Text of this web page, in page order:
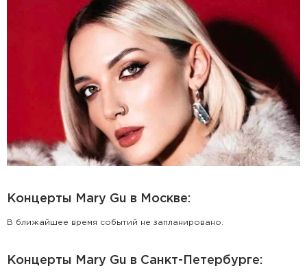
Концерты Mary Gu в Москве:
В ближайшее время событий не запланировано.
Концерты Mary Gu в Санкт-Петербурге: